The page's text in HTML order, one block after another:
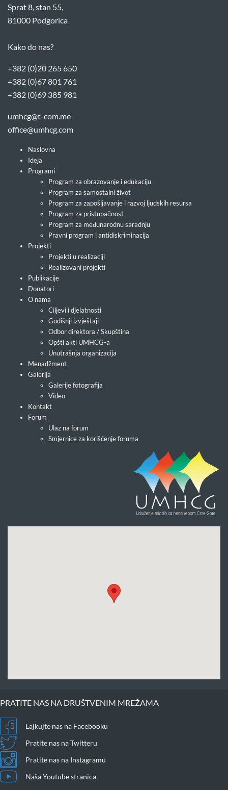
Sprat 8, stan 55,
81000 Podgorica
Kako do nas?
+382 (0)20 265 650
+382 (0)67 801 761
+382 (0)69 385 981
umhcg@t-com.me
office@umhcg.com
Naslovna
Ideja
Programi
Program za obrazovanje i edukaciju
Program za samostalni život
Program za zapošljavanje i razvoj ljudskih resursa
Program za pristupačnost
Program za međunarodnu saradnju
Pravni program i antidiskriminacija
Projekti
Projekti u realizaciji
Realizovani projekti
Publikacije
Donatori
O nama
Ciljevi i djelatnosti
Godišnji izvještaji
Odbor direktora / Skupština
Opšti akti UMHCG-a
Unutrašnja organizacija
Menadžment
Galerija
Galerije fotografija
Video
Kontakt
Forum
Ulaz na forum
Smjernice za korišćenje foruma
PRATITE NAS NA DRUŠTVENIM MREŽAMA
Lajkujte nas na Facebooku
Pratite nas na Twitteru
Pratite nas na Instagramu
Naša Youtube stranica